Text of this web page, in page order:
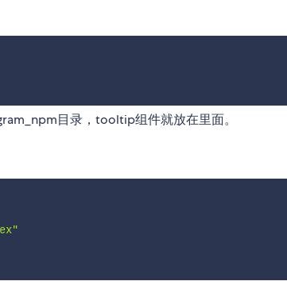
目录，tooltip组件就放在里面。